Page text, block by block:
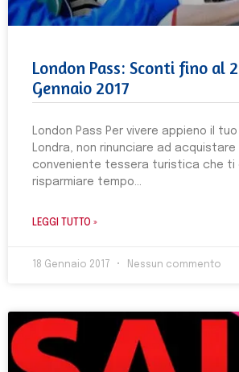
London Pass: Sconti fino al
Gennaio 2017
London Pass Per vivere appieno il
Londra, non rinunciare ad acquistare
conveniente tessera turistica che ti
risparmiare tempo
LEGGI TUTTO »
18 Gennaio 2017 Nessun commento